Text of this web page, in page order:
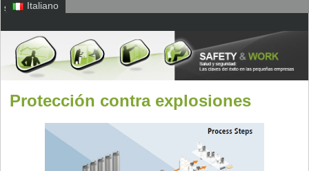
Italiano
sitio web Aviso legal
Protección contra explosiones